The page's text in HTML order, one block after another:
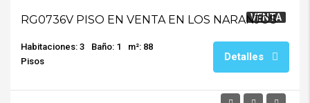
VENTA
RG0736V PISO EN VENTA EN LOS NARANJOS
Habitaciones: 3 Baño: 1
m²: 88
Pisos
Detalles